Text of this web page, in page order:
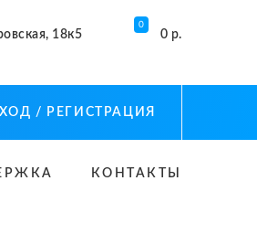
18к5
0
0 р.
/ РЕГИСТРАЦИЯ
КОНТАКТЫ